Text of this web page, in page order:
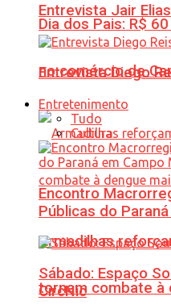
Dia dos Pais: R$
no comércio de
Armadilhas
tornam combate à
Entrevista Jair
Entrevista Diego
Entretenimento
Tudo
Cultura
Encontro
Públicas do
Sábado: Espaço
CircNic